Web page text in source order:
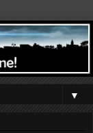
▼